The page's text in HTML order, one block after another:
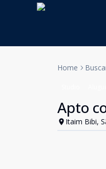
Home
Apto
Itaim Bibi,